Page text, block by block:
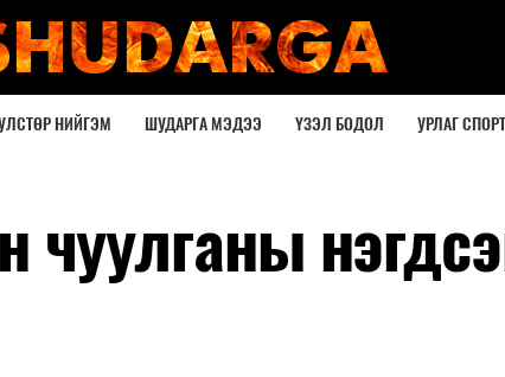
НИЙГЭМ ШУДАРГА МЭДЭЭ ҮЗЭЛ БОДОЛ УРЛАГ СПОРТ
чуулганы